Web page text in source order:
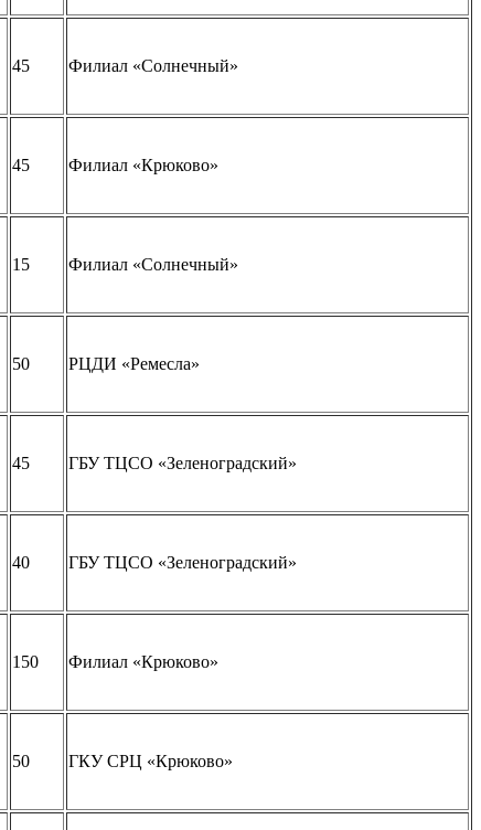
45 Филиал «Солнечный»
45 Филиал «Крюково»
15 Филиал «Солнечный»
50 РЦДИ «Ремесла»
45 ГБУ ТЦСО «Зеленоградский»
40 ГБУ ТЦСО «Зеленоградский»
150 Филиал «Крюково»
50 ГКУ СРЦ «Крюково»